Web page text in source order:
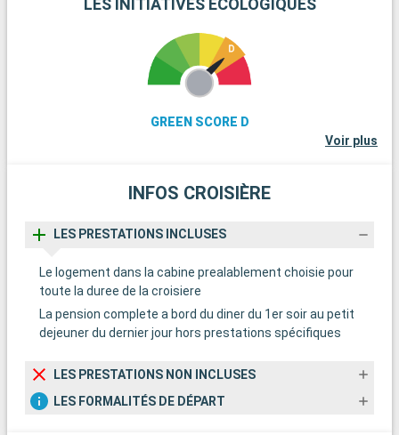
GREEN SCORE D
Voir plus
INFOS CROISIÈRE
LES PRESTATIONS INCLUSES
Le logement dans la cabine prealablement choisie pour
toute la duree de la croisiere
La pension complete a bord du diner du 1er soir au petit
dejeuner du dernier jour hors prestations spécifiques
LES PRESTATIONS NON INCLUSES
LES FORMALITÉS DE DÉPART